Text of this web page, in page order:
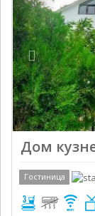
Дом
Гостиница